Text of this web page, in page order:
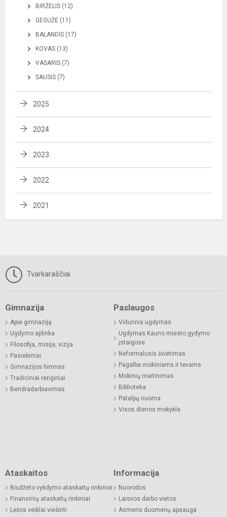
BIRŽELIS (12)
GEGUŽĖ (11)
BALANDIS (17)
KOVAS (13)
VASARIS (7)
SAUSIS (7)
2025
2024
2023
2022
2021
Tvarkaraščiai
Gimnazija
Apie gimnaziją
Ugdymo aplinka
Filosofija, misija, vizija
Pasiekimai
Gimnazijos himnas
Tradiciniai renginiai
Bendradarbiavimas
Paslaugos
Vidurinis ugdymas
Ugdymas Kauno miesto gydymo
įstaigose
Neformalusis švietimas
Pagalba mokiniams ir tėvams
Mokinių maitinimas
Biblioteka
Patalpų nuoma
Visos dienos mokykla
Ataskaitos
Biudžeto vykdymo ataskaitų rinkiniai
Finansinių ataskaitų rinkiniai
Lėšos veiklai viešinti
Informacija
Nuorodos
Laisvos darbo vietos
Asmens duomenų apsauga